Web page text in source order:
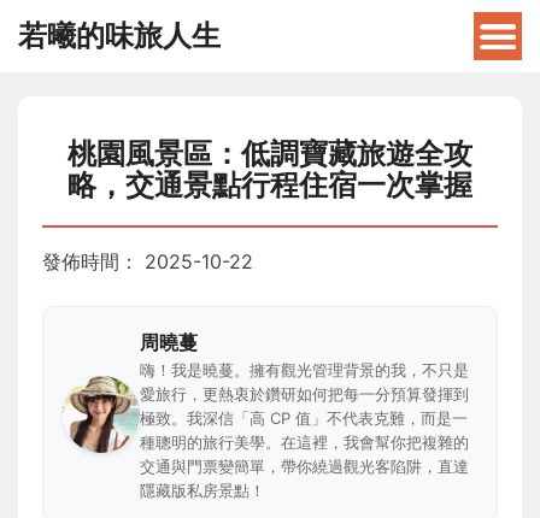
若曦的味旅人生
桃園風景區：低調寶藏旅遊全攻
略，交通景點行程住宿一次掌握
發佈時間： 2025-10-22
周曉蔓
嗨！我是曉蔓。擁有觀光管理背景的我，不只是
愛旅行，更熱衷於鑽研如何把每一分預算發揮到
極致。我深信「高 CP 值」不代表克難，而是一
種聰明的旅行美學。在這裡，我會幫你把複雜的
交通與門票變簡單，帶你繞過觀光客陷阱，直達
隱藏版私房景點！